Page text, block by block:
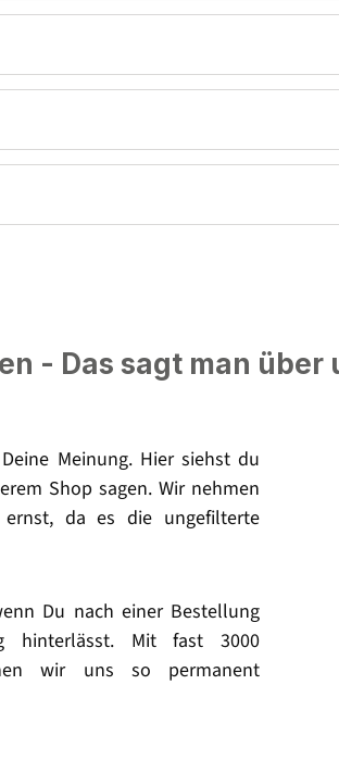
- Das sagt man über
Meinung. Hier siehst du
Shop sagen. Wir nehmen
da es die ungefilterte
Du nach einer Bestellung
hinterlässt. Mit fast 3000
wir uns so permanent